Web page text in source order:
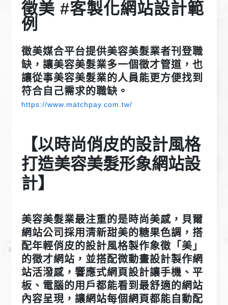
徵美 #客製化網站設計範
例
徵美媒合平台提供美容美髮業者刊登職
缺，讓美容美髮業多一個徵才管道，也
讓從事美容美髮業的人員能更方便找到
符合自己需求的職缺。
https://www.matchpay.com.tw/
【以時尚俏皮的設計風格
打造美容美髮形象網站設
計】
美容美髮業最注重的是時尚美感，貝爾
網站公司採用清新甜美的糖果色調，搭
配年輕俏皮的設計風格製作象徵「美」
的徵才網站，並搭配微動畫設計製作網
站活潑感，響應式網頁設計讓手機、平
板、電腦的用戶都能看到最舒適的網站
內容呈現，讓網站每個網頁都能自動配